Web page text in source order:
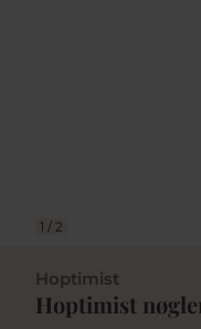
1 / 2
Hoptimist
Hoptimist